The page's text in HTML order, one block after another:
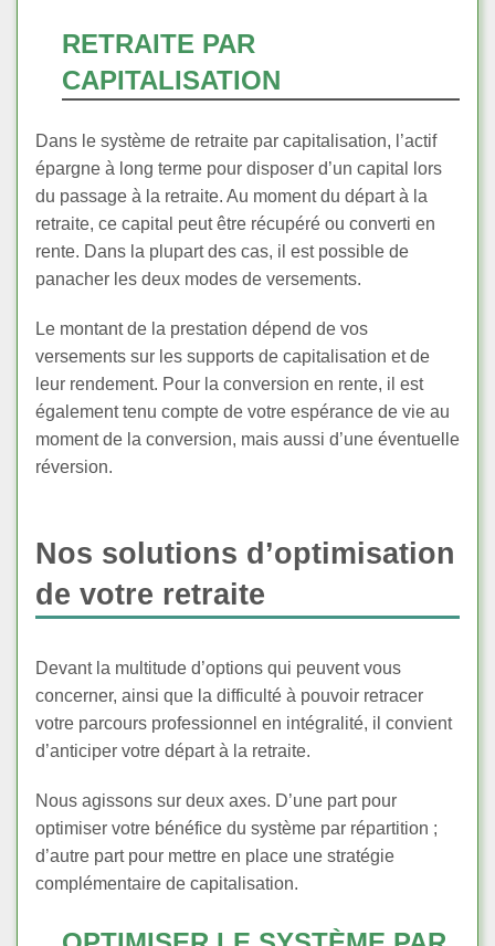
RETRAITE PAR
CAPITALISATION
Dans le système de retraite par capitalisation, l’actif
épargne à long terme pour disposer d’un capital lors
du passage à la retraite. Au moment du départ à la
retraite, ce capital peut être récupéré ou converti en
rente. Dans la plupart des cas, il est possible de
panacher les deux modes de versements.
Le montant de la prestation dépend de vos
versements sur les supports de capitalisation et de
leur rendement. Pour la conversion en rente, il est
également tenu compte de votre espérance de vie au
moment de la conversion, mais aussi d’une éventuelle
réversion.
Nos solutions d’optimisation
de votre retraite
Devant la multitude d’options qui peuvent vous
concerner, ainsi que la difficulté à pouvoir retracer
votre parcours professionnel en intégralité, il convient
d’anticiper votre départ à la retraite.
Nous agissons sur deux axes. D’une part pour
optimiser votre bénéfice du système par répartition ;
d’autre part pour mettre en place une stratégie
complémentaire de capitalisation.